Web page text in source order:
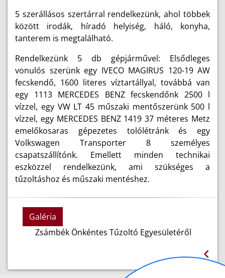
5 szerállásos szertárral rendelkezünk, ahol többek
között irodák, híradó helyiség, háló, konyha,
tanterem is megtalálható.
Rendelkezünk 5 db gépjárművel: Elsődleges
vonulós szerünk egy IVECO MAGIRUS 120-19 AW
fecskendő, 1600 literes víztartállyal, továbbá van
egy 1113 MERCEDES BENZ fecskendőnk 2500 l
vízzel, egy VW LT 45 műszaki mentőszerünk 500 l
vízzel, egy MERCEDES BENZ 1419 37 méteres Metz
emelőkosaras gépezetes tolólétránk és egy
Volkswagen Transporter 8 személyes
csapatszállítónk. Emellett minden technikai
eszközzel rendelkezünk, ami szükséges a
tűzoltáshoz és műszaki mentéshez.
Galéria
Zsámbék Önkéntes Tűzoltó Egyesületéről